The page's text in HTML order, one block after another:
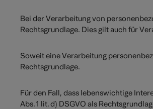
Bei der Verarbeitung von
Rechtsgrundlage. Dies gilt auch für
Soweit eine Verarbeitung
Rechtsgrundlage.
Für den Fall, dass lebenswichtige
Abs. 1 lit. d) DSGVO als